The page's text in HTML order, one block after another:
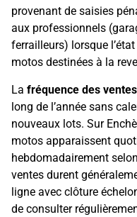
provenant de saisies
aux professionnels
ferrailleurs) lorsque
motos destinées à la
La fréquence des ventes
long de l’année sans
nouveaux lots. Sur
motos apparaissent
hebdomadairement
ventes durent
ligne avec clôture
de consulter